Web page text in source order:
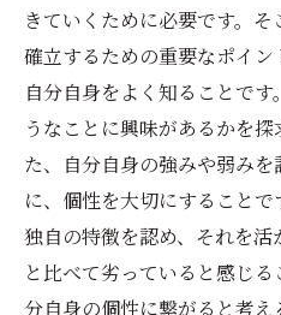
きていくために必要です。
確立するための重要なポイン
自分自身をよく知ることで
うなことに興味があるかを
た、自分自身の強みや弱み
に、個性を大切にすること
独自の特徴を認め、それを
と比べて劣っていると感じ
分自身の個性に繋がると考え